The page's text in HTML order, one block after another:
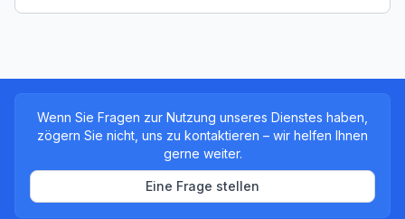
Wenn Sie Fragen zur Nutzung unseres Dienstes haben,
zögern Sie nicht, uns zu kontaktieren – wir helfen Ihnen
gerne weiter.
Eine Frage stellen